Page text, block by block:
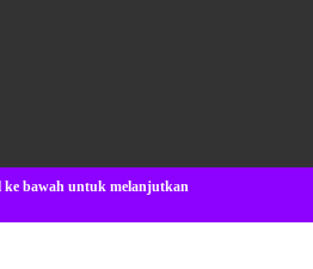
ke bawah untuk melanjutkan